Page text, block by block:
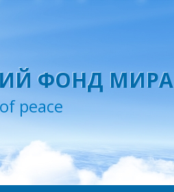
ФОНД МИРА
peace